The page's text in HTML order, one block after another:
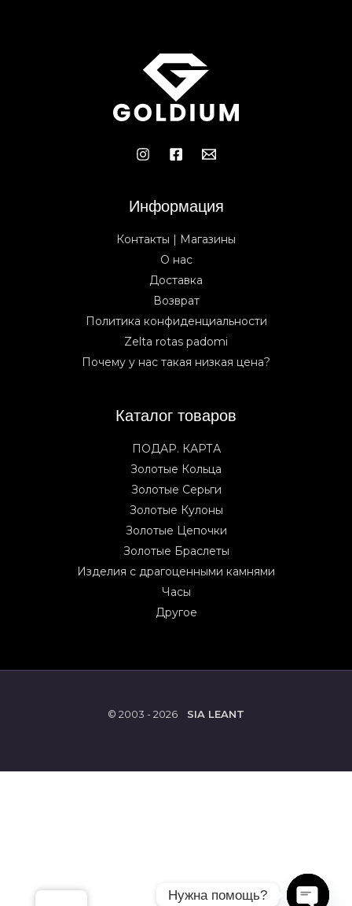
Информация
Контакты | Магазины
О нас
Доставка
Возврат
Политика конфиденциальности
Zelta rotas padomi
Почему у нас такая низкая цена?
Каталог товаров
ПОДАР. КАРТА
Золотые Кольца
Золотые Серьги
Золотые Кулоны
Золотые Цепочки
Золотые Браслеты
Изделия с драгоценными камнями
Часы
Другое
© 2003 - 2026 SIA LEANT
Нужна помощь?